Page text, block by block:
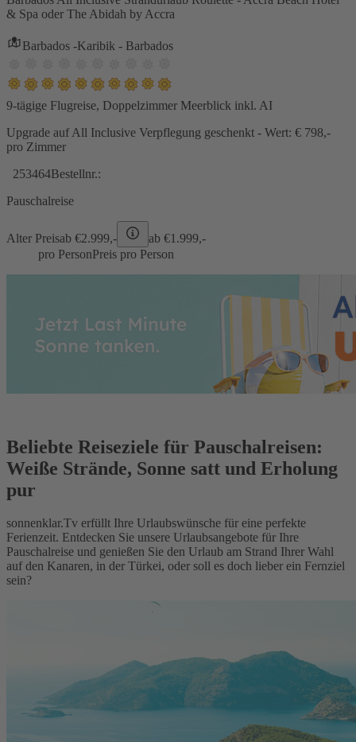
& Spa oder The Abidah by Accra
Barbados -Karibik - Barbados
9-tägige Flugreise, Doppelzimmer Meerblick inkl. AI
Upgrade auf All Inclusive Verpflegung geschenkt - Wert: € 798,-
pro Zimmer
253464Bestellnr.:
Pauschalreise
Alter Preisab €2.999,- ab €1.999,-
pro PersonPreis pro Person
Beliebte Reiseziele für Pauschalreisen:
Weiße Strände, Sonne satt und Erholung
pur
sonnenklar.Tv erfüllt Ihre Urlaubswünsche für eine perfekte
Ferienzeit. Entdecken Sie unsere Urlaubsangebote für Ihre
Pauschalreise und genießen Sie den Urlaub am Strand Ihrer Wahl
auf den Kanaren, in der Türkei, oder soll es doch lieber ein Fernziel
sein?